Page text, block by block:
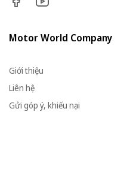
Motor World Company
Giới thiệu
Liên hệ
Gửi góp ý, khiếu nại